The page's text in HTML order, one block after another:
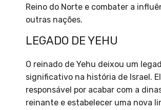
Reino do Norte e combater a
outras nações.
LEGADO DE YEHU
O reinado de Yehu deixou um
significativo na história de Israel.
responsável por acabar com a
reinante e estabelecer uma nova